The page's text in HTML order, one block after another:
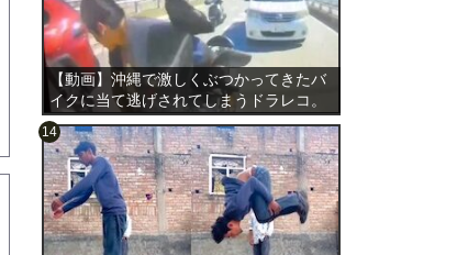
【動画】沖縄で激しくぶつかってきたバ
イクに当て逃げされてしまうドラレコ。